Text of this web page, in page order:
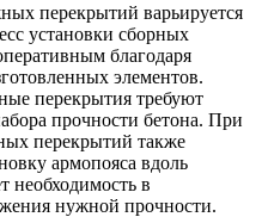
перекрытий варьируется
установки сборных
благодаря
элементов.
перекрытия требуют
прочности бетона. При
перекрытий также
армопояса вдоль
необходимость в
нужной прочности.